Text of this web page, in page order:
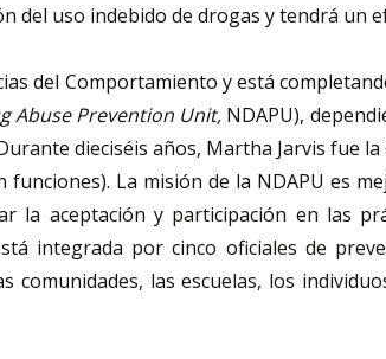
del uso indebido de drogas y tendrá un
del Comportamiento y está
Abuse Prevention Unit, NDAPU),
dieciséis años, Martha Jarvis fue
La misión de la NDAPU es
la aceptación y participación en las
integrada por cinco oficiales de
comunidades, las escuelas, los